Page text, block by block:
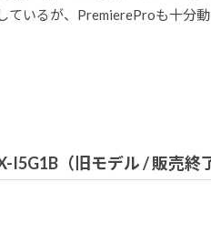
ているが、PremiereProも十分動
（旧モデル / 販売終